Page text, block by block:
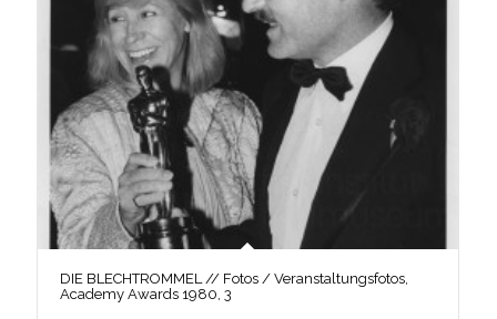
DIE BLECHTROMMEL // Fotos / Veranstaltungsfotos,
Academy Awards 1980, 3